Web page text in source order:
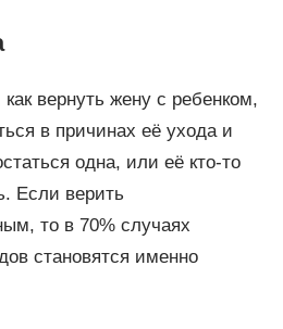
вернуть жену с ребенком,
в причинах её ухода и
одна, или её кто-то
Если верить
то в 70% случаях
становятся именно